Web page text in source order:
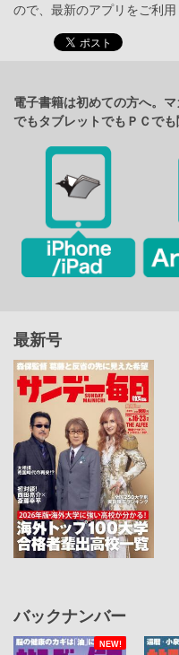
ので、最新のアプリをご利用
電子書籍は初めての方へ。
でもタブレットでもＰＣでも
最新号
バックナンバー
NEW!